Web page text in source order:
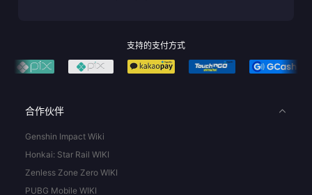
支持的支付方式
合作伙伴
Genshin Impact Wiki
Honkai: Star Rail WIKI
Zenless Zone Zero WIKI
PUBG Mobile WIKI